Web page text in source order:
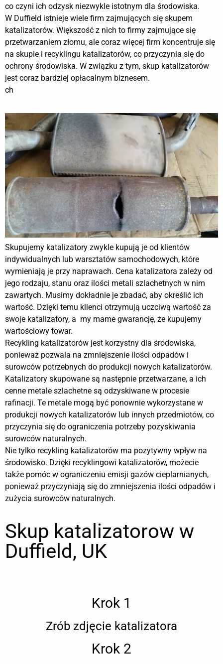
co czyni ich odzysk niezwykle istotnym dla środowiska.
W Duffield istnieje wiele firm zajmujących się skupem
katalizatorów. Większość z nich to firmy zajmujące się
przetwarzaniem złomu, ale coraz więcej firm koncentruje się
na skupie i recyklingu katalizatorów, co przyczynia się do
ochrony środowiska. W związku z tym, skup katalizatorów
jest coraz bardziej opłacalnym biznesem.
ch
Skupujemy katalizatory zwykle kupują je od klientów
indywidualnych lub warsztatów samochodowych, które
wymieniają je przy naprawach. Cena katalizatora zależy od
jego rodzaju, stanu oraz ilości metali szlachetnych w nim
zawartych. Musimy dokładnie je zbadać, aby określić ich
wartość. Dzięki temu klienci otrzymują uczciwą wartość za
swoje katalizatory, a my mame gwarancję, że kupujemy
wartościowy towar.
Recykling katalizatorów jest korzystny dla środowiska,
ponieważ pozwala na zmniejszenie ilości odpadów i
surowców potrzebnych do produkcji nowych katalizatorów.
Katalizatory skupowane są następnie przetwarzane, a ich
cenne metale szlachetne są odzyskiwane w procesie
rafinacji. Te metale mogą być ponownie wykorzystane w
produkcji nowych katalizatorów lub innych przedmiotów, co
przyczynia się do ograniczenia potrzeby pozyskiwania
surowców naturalnych.
Nie tylko recykling katalizatorów ma pozytywny wpływ na
środowisko. Dzięki recyklingowi katalizatorów, możecie
także pomóc w ograniczeniu emisji gazów cieplarnianych,
ponieważ przyczyniają się do zmniejszenia ilości odpadów i
zużycia surowców naturalnych.
Skup katalizatorow w
Duffield, UK
Krok 1
Zrób zdjęcie katalizatora
Krok 2